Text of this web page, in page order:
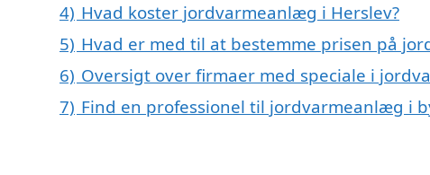
4) Hvad koster jordvarmeanlæg i Herslev?
5) Hvad er med til at bestemme prisen på
6) Oversigt over firmaer med speciale i
7) Find en professionel til jordvarmeanlæg i